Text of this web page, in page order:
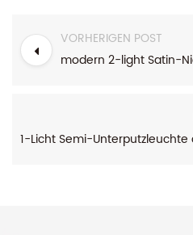
VORHERIGEN POST